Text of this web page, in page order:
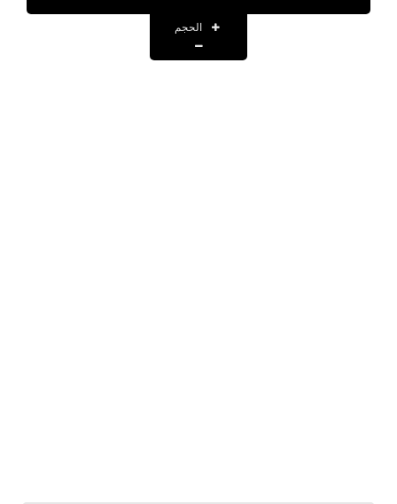
الحجم